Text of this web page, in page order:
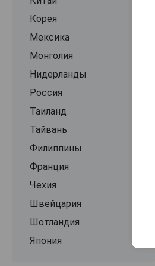
Корея
Мексика
Монголия
Нидерланды
Россия
Таиланд
Тайвань
Филиппины
Франция
Чехия
Швейцария
Шотландия
Япония